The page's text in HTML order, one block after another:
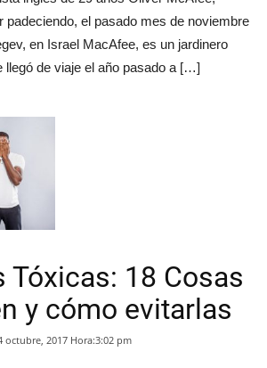
padeciendo, el pasado mes de noviembre
en Israel MacAfee, es un jardinero
llegó de viaje el año pasado a […]
Tóxicas: 18 Cosas
y cómo evitarlas
octubre, 2017 Hora:3:02 pm